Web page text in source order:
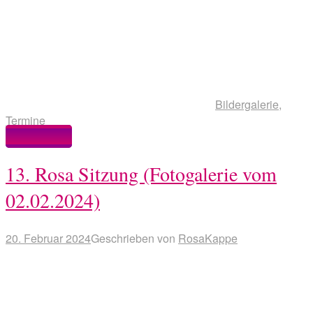
Bildergalerie,
Termine
Weiterlesen
13. Rosa Sitzung (Fotogalerie vom
02.02.2024)
20. Februar 2024Geschrieben von RosaKappe